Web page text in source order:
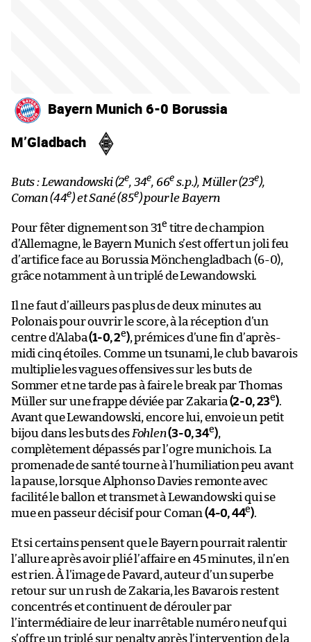
Bayern Munich 6-0 Borussia
M’Gladbach
Buts : Lewandowski (2e, 34e, 66e s.p.), Müller (23e),
Coman (44e) et Sané (85e) pour le Bayern
Pour fêter dignement son 31e titre de champion
d’Allemagne, le Bayern Munich s’est offert un joli feu
d’artifice face au Borussia Mönchengladbach (6-0),
grâce notamment à un triplé de Lewandowski.
Il ne faut d’ailleurs pas plus de deux minutes au
Polonais pour ouvrir le score, à la réception d’un
centre d’Alaba(1-0, 2e), prémices d’une fin d’après-
midi cinq étoiles. Comme un tsunami, le club bavarois
multiplie les vagues offensives sur les buts de
Sommer et ne tarde pas à faire le break par Thomas
Müller sur une frappe déviée par Zakaria (2-0, 23e).
Avant que Lewandowski, encore lui, envoie un petit
bijou dans les buts des Fohlen(3-0, 34e),
complètement dépassés par l’ogre munichois. La
promenade de santé tourne à l’humiliation peu avant
la pause, lorsque Alphonso Davies remonte avec
facilité le ballon et transmet à Lewandowski qui se
mue en passeur décisif pour Coman (4-0, 44e).
Et si certains pensent que le Bayern pourrait ralentir
l’allure après avoir plié l’affaire en 45 minutes, il n’en
est rien. À l’image de Pavard, auteur d’un superbe
retour sur un rush de Zakaria, les Bavarois restent
concentrés et continuent de dérouler par
l’intermédiaire de leur inarrêtable numéro neuf qui
s’offre un triplé sur penalty après l’intervention de la